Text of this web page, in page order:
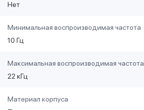
Нет
Минимальная воспроизводимая частота
10 Гц
Максимальная воспроизводимая частота
22 кГц
Материал корпуса